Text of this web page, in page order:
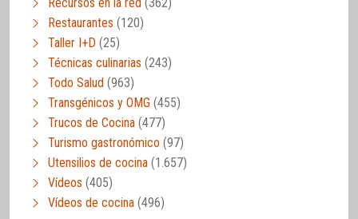
Restaurantes (120)
Taller I+D (25)
Técnicas culinarias (243)
Todo Salud (963)
Transgénicos y OMG (455)
Trucos de Cocina (477)
Turismo gastronómico (97)
Utensilios de cocina (1.657)
Vídeos (405)
Vídeos de cocina (496)